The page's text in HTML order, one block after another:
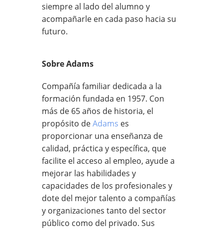
siempre al lado del alumno y
acompañarle en cada paso hacia su
futuro.
Sobre Adams
Compañía familiar dedicada a la
formación fundada en 1957. Con
más de 65 años de historia, el
propósito deAdams es
proporcionar una enseñanza de
calidad, práctica y específica, que
facilite el acceso al empleo, ayude a
mejorar las habilidades y
capacidades de los profesionales y
dote del mejor talento a compañías
y organizaciones tanto del sector
público como del privado. Sus